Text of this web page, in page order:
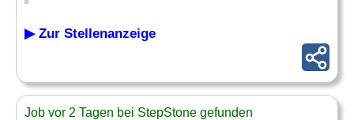
▶ Zur Stellenanzeige
Job vor 2 Tagen bei StepStone gefunden